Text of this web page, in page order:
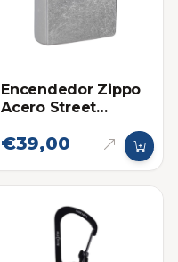
Encendedor Zippo
Acero Street
€39,00